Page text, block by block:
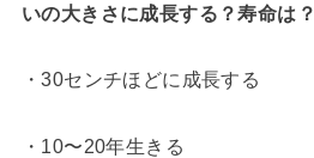
いの大きさに成長する？寿命は？
・30センチほどに成長する
・10〜20年生きる